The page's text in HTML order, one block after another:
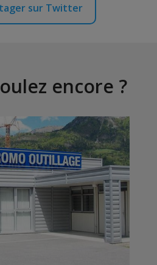
sur Twitter
encore ?